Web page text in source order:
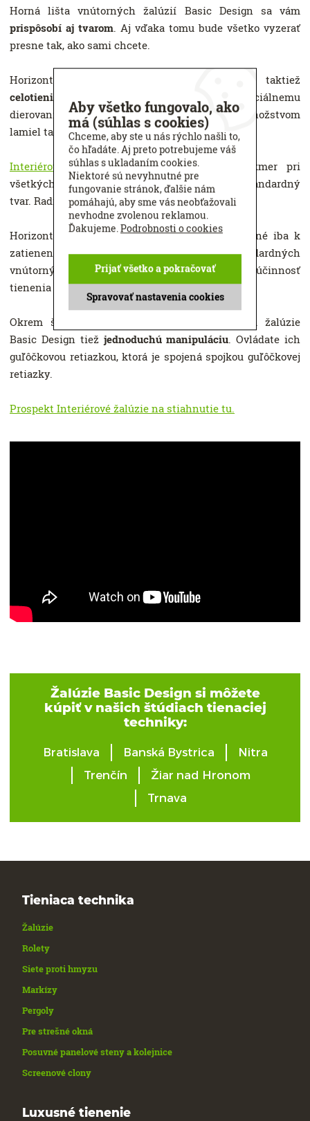
Horná lišta vnútorných žalúzií Basic Design sa vám
prispôsobí aj tvarom. Aj vďaka tomu bude všetko vyzerať
presne tak, ako sami chcete.
Horizontálne žalúzie Basic Design ponúkajú taktiež
celotieniace
. Vďaka špeciálnemu
dierovaniu a hustejším rebríčkom s väčším množstvom
lamiel tak vzniknekompaktná tieniaca plocha.
Interiérové horizontálne žalúzievyužijete takmer pri
všetkých typoch okien. Nevadí, ani ak majú neštandardný
tvar. Radi vámžalúzievyrobíme presne na mieru.
Horizontálne žalúzie Basic Design nie sú vhodné iba k
zatieneniu strešných okien. Preklápanie štandardných
vnútorných žalúzií v strešnom okne totiž znižuje účinnosť
tienenia až o 50%.
Okrem širokých možností prispôsobenia majú žalúzie
Basic Design tiež jednoduchú manipuláciu. Ovládate ich
guľôčkovou retiazkou, ktorá je spojená spojkou guľôčkovej
retiazky.
Prospekt Interiérové žalúzie na stiahnutie tu.
Žalúzie Basic Design si môžete
kúpiť v našich štúdiach tienaciej
techniky:
Bratislava Banská Bystrica
Nitra
Trenčín
Žiar nad Hronom
Trnava
Tieniaca technika
Žalúzie
Rolety
Siete proti hmyzu
Markízy
Pergoly
Pre strešné okná
Posuvné panelové steny a kolejnice
Screenové clony
Luxusné tienenie
Aby všetko fungovalo, ako
má (súhlas s cookies)
Chceme, aby ste u nás rýchlo našli to,
čo hľadáte. Aj preto potrebujeme váš
súhlas s ukladaním cookies.
Niektoré sú nevyhnutné pre
fungovanie stránok, ďalšie nám
pomáhajú, aby sme vás neobťažovali
nevhodne zvolenou reklamou.
Ďakujeme.Podrobnosti o cookies
Spravovať nastavenia cookies
Prijať všetko a pokračovať